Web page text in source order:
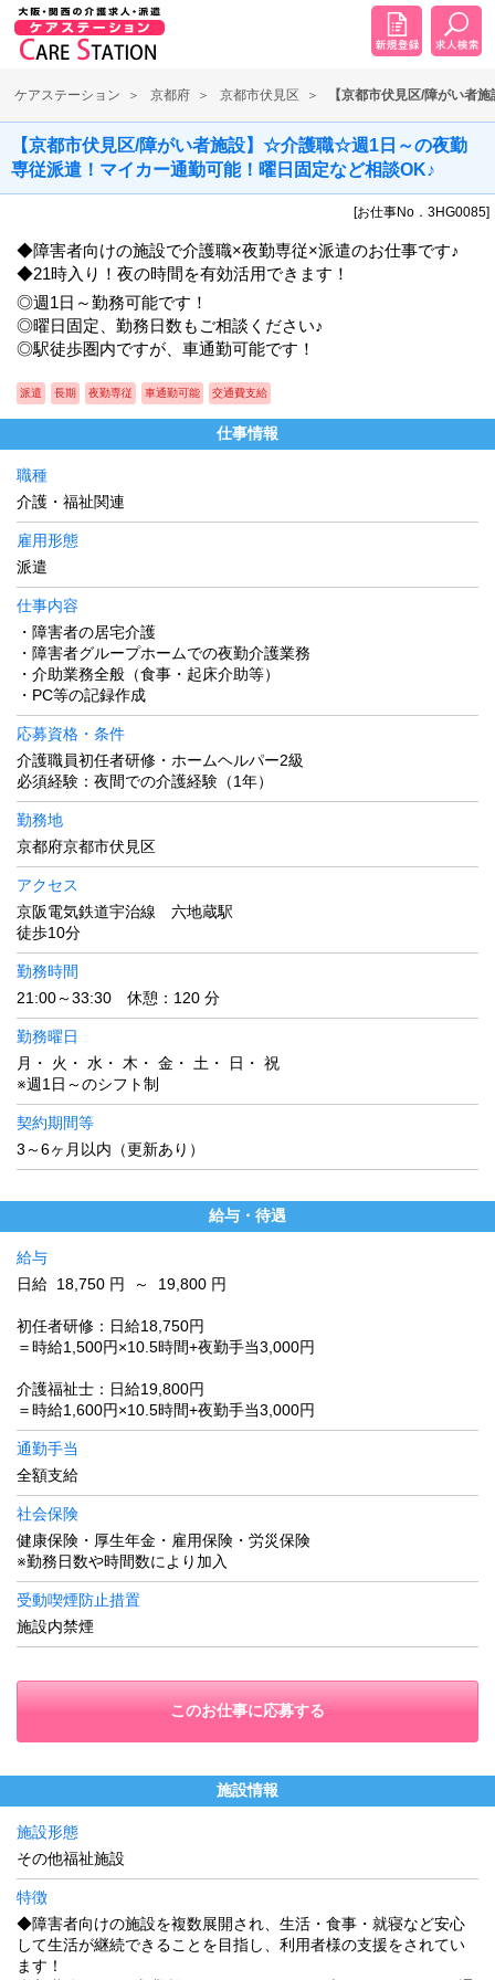
ケアステーション 京都府 京都市伏見区 【京都市伏見区/障がい者
【京都市伏見区/障がい者施設】☆介護職☆週1日～の夜勤
専従派遣！マイカー通勤可能！曜日固定など相談OK♪
[お仕事No．3HG0085]
◆障害者向けの施設で介護職×夜勤専従×派遣のお仕事です♪
◆21時入り！夜の時間を有効活用できます！
◎週1日～勤務可能です！
◎曜日固定、勤務日数もご相談ください♪
◎駅徒歩圏内ですが、車通勤可能です！
派遣 長期 夜勤専従 車通勤可能 交通費支給
仕事情報
職種
介護・福祉関連
雇用形態
派遣
仕事内容
・障害者の居宅介護
・障害者グループホームでの夜勤介護業務
・介助業務全般（食事・起床介助等）
・PC等の記録作成
応募資格・条件
介護職員初任者研修・ホームヘルパー2級
必須経験：夜間での介護経験（1年）
勤務地
京都府京都市伏見区
アクセス
京阪電気鉄道宇治線 六地蔵駅
徒歩10分
勤務時間
21:00～33:30 休憩：120 分
勤務曜日
月・ 火・ 水・ 木・ 金・ 土・ 日・ 祝
※週1日～のシフト制
契約期間等
3～6ヶ月以内（更新あり）
給与・待遇
給与
日給 18,750 円 ～ 19,800 円
初任者研修：日給18,750円
＝時給1,500円×10.5時間+夜勤手当3,000円
介護福祉士：日給19,800円
＝時給1,600円×10.5時間+夜勤手当3,000円
通勤手当
全額支給
社会保険
健康保険・厚生年金・雇用保険・労災保険
※勤務日数や時間数により加入
受動喫煙防止措置
施設内禁煙
このお仕事に応募する
施設情報
施設形態
その他福祉施設
特徴
◆障害者向けの施設を複数展開され、生活・食事・就寝など安心
して生活が継続できることを目指し、利用者様の支援をされてい
ます！